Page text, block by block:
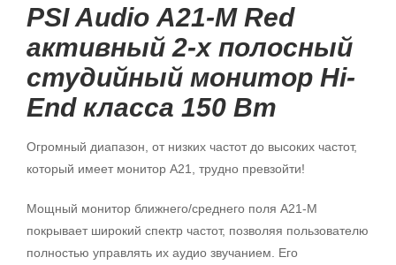
PSI Audio А21-M Red
активный 2-х полосный
студийный монитор Hi-
End класса 150 Вт
Огромный диапазон, от низких частот до высоких частот,
который имеет монитор A21, трудно превзойти!
Мощный монитор ближнего/среднего поля A21-M
покрывает широкий спектр частот, позволяя пользователю
полностью управлять их аудио звучанием. Его